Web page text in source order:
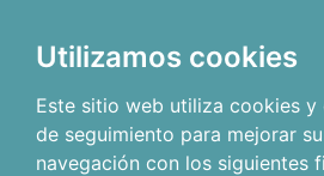
Utilizamos cookies
Este sitio web utiliza cookies
de seguimiento para mejorar
navegación con los siguientes